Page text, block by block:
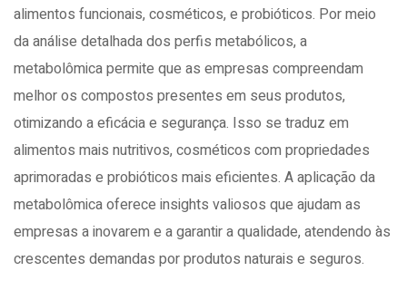
alimentos funcionais, cosméticos, e probióticos. Por meio
da análise detalhada dos perfis metabólicos, a
metabolômica permite que as empresas compreendam
melhor os compostos presentes em seus produtos,
otimizando a eficácia e segurança. Isso se traduz em
alimentos mais nutritivos, cosméticos com propriedades
aprimoradas e probióticos mais eficientes. A aplicação da
metabolômica oferece insights valiosos que ajudam as
empresas a inovarem e a garantir a qualidade, atendendo às
crescentes demandas por produtos naturais e seguros.